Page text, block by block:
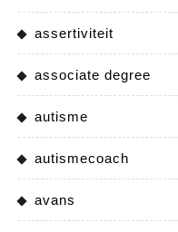
assertiviteit
associate degree
autisme
autismecoach
avans